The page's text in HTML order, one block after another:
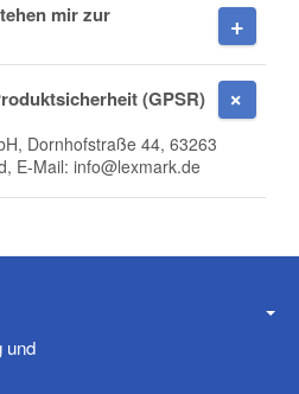
mir zur
(GPSR)
Dornhofstraße 44, 63263
E-Mail: info@lexmark.de
und